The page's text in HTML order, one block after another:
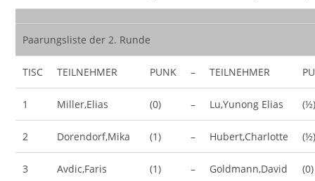
Paarungsliste der 2. Runde
TISC TEILNEHMER PUNK – TEILNEHMER
1 Miller,Elias (0) – Lu,Yunong Elias
2 Dorendorf,Mika (1) – Hubert,Charlotte
3 Avdic,Faris (1) – Goldmann,David (0)